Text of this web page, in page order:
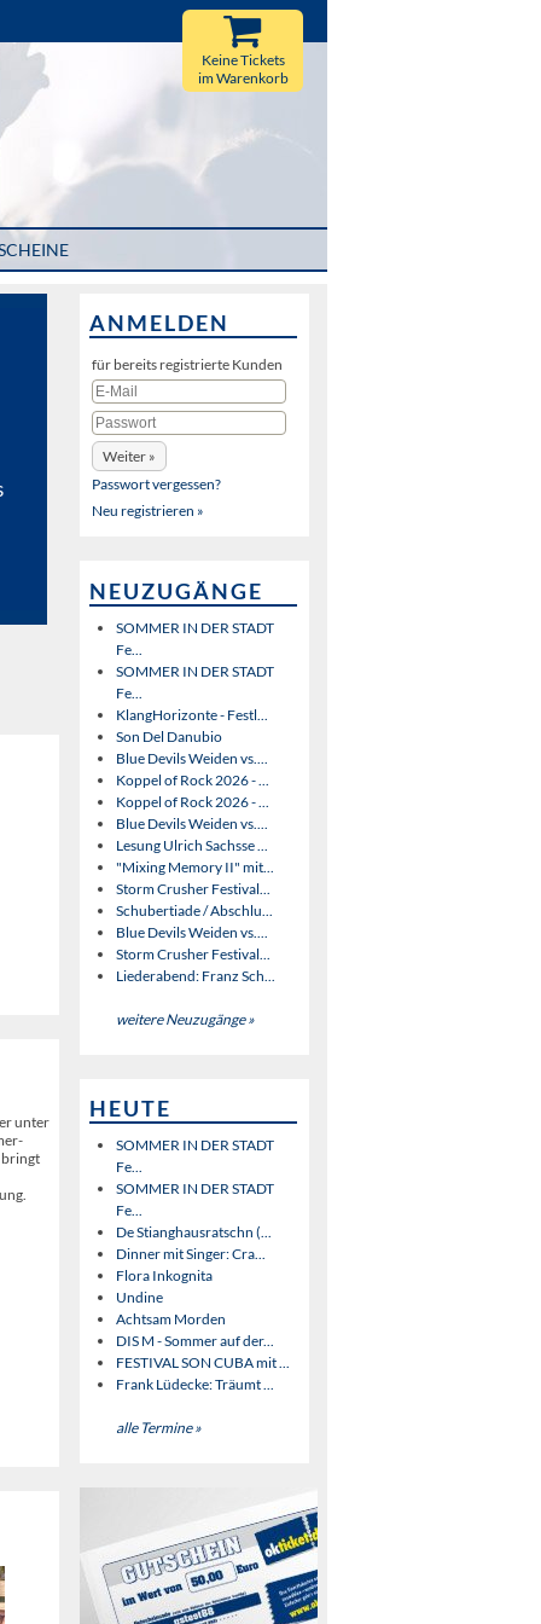
Keine Tickets
im Warenkorb
unter
bringt
ANMELDEN
für bereits registrierte Kunden
Passwort vergessen?
Neu registrieren »
NEUZUGÄNGE
SOMMER IN DER STADT
Fe...
SOMMER IN DER STADT
Fe...
KlangHorizonte - Festl...
Son Del Danubio
Blue Devils Weiden vs....
Koppel of Rock 2026 - ...
Koppel of Rock 2026 - ...
Blue Devils Weiden vs....
Lesung Ulrich Sachsse ...
"Mixing Memory II" mit...
Storm Crusher Festival...
Schubertiade / Abschlu...
Blue Devils Weiden vs....
Storm Crusher Festival...
Liederabend: Franz Sch...
weitere Neuzugänge »
HEUTE
SOMMER IN DER STADT
Fe...
SOMMER IN DER STADT
Fe...
De Stianghausratschn (...
Dinner mit Singer: Cra...
Flora Inkognita
Undine
Achtsam Morden
DIS M - Sommer auf der...
FESTIVAL SON CUBA mit ...
Frank Lüdecke: Träumt ...
alle Termine »